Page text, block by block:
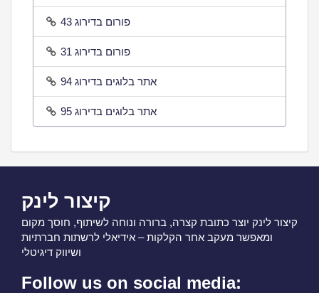
פורום בדירוג 43
פורום בדירוג 31
אתר בלוגים בדירוג 94
אתר בלוגים בדירוג 95
קיצור לינק
קיצור לינק יוצר כתובת קצרה, ברורה ונוחה לשיתוף, חוסך מקום
ומאפשר מעקב אחר הקלקות – אידיאלי לרשתות חברתיות
ושיווק דיגיטלי
Follow us on social media: